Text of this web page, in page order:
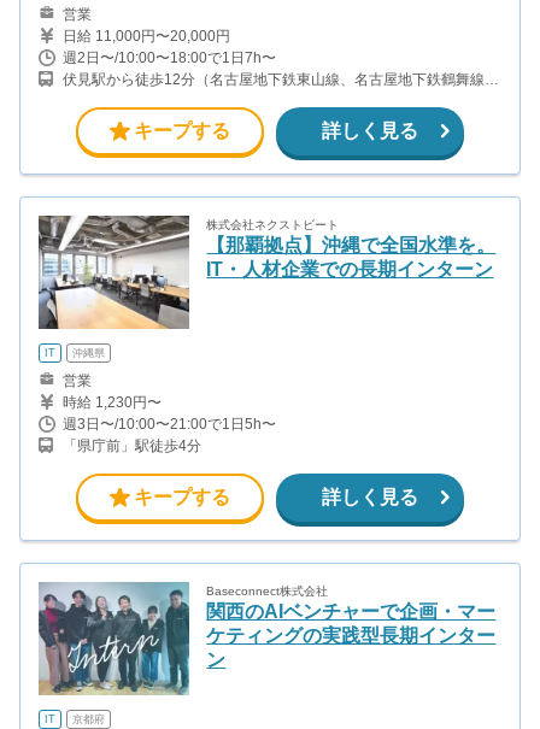
営業
日給 11,000円〜20,000円
週2日〜/10:00〜18:00で1日7h〜
伏見駅から徒歩12分（名古屋地下鉄東山線、名古屋地下鉄鶴舞線）
キープする 詳しく見る
株式会社ネクストビート
【那覇拠点】沖縄で全国水準を。
IT・人材企業での長期インターン
IT 沖縄県
営業
時給 1,230円〜
週3日〜/10:00〜21:00で1日5h〜
「県庁前」駅徒歩4分
キープする 詳しく見る
Baseconnect株式会社
関西のAIベンチャーで企画・マー
ケティングの実践型長期インター
ン
IT 京都府